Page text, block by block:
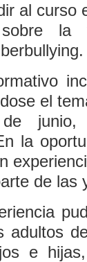
al curso
la
el
la
de las
adultos
e